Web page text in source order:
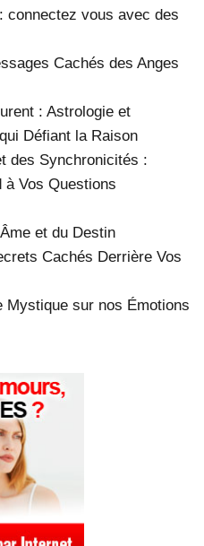
connectez vous avec des
Cachés des Anges
: Astrologie et
Défiant la Raison
des Synchronicités :
à Vos Questions
et du Destin
Cachés Derrière Vos
Mystique sur nos Émotions